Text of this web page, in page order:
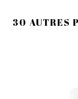
30 AUTRES